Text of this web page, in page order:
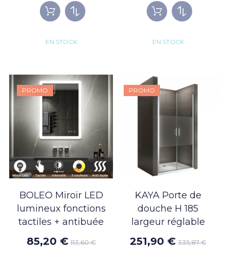
EN STOCK EN STOCK
PROMO
BOLEO Miroir LED
lumineux fonctions
tactiles + antibuée
85,20 € 113,60 €
PROMO
KAYA Porte de
douche H 185
largeur réglable
251,90 € 335,87 €